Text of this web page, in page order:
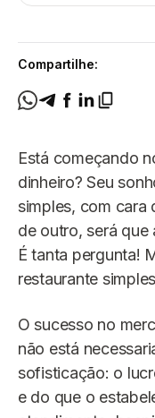
Compartilhe:
Está começando
dinheiro? Seu
simples, com cara
de outro, será que
É tanta pergunta!
restaurante
O sucesso no
não está
sofisticação: o
e do que o